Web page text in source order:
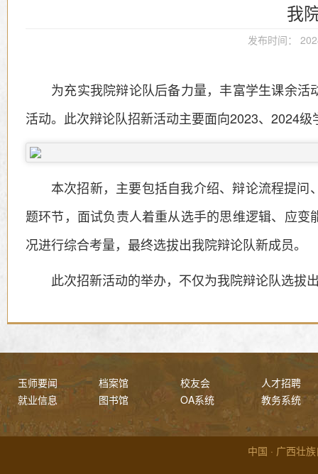
我
发布时间：
为充实我院辩论队后备力量，丰富学生课余
活动。此次辩论队招新活动主要面向2023、2024级
本次招新，主要包括自我介绍、辩论流程提
题环节，面试负责人着重从选手的思维逻辑、应
况进行综合考量，最终选拔出我院辩论队新成员。
此次招新活动的举办，不仅为我院辩论队选拔
玉师要闻
就业信息
档案馆
图书馆
校友会
OA系统
人才招聘
教务系统
中国 · 广西壮